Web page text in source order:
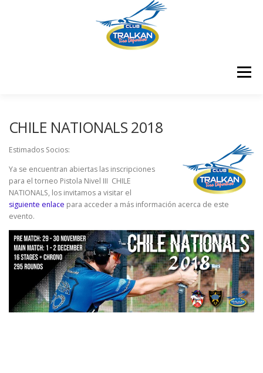
Menú
RESULTADOS COMPETENCIAS CONTÁCTENOS
CERTIFICADOS MEMBRESÍA
CHILE NATIONALS 2018
Estimados Socios:
Ya se encuentran abiertas las inscripciones
para el torneo Pistola Nivel III CHILE
NATIONALS, los invitamos a visitar el
siguiente enlace para acceder a más información acerca de este
evento.